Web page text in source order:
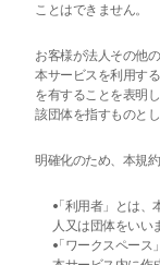
ことはできません。
お客様が法人その他
本サービスを利用す
を有することを表明
該団体を指すものとし
明確化のため、本規
「利用者」とは、
人又は団体をいい
「ワークスペース